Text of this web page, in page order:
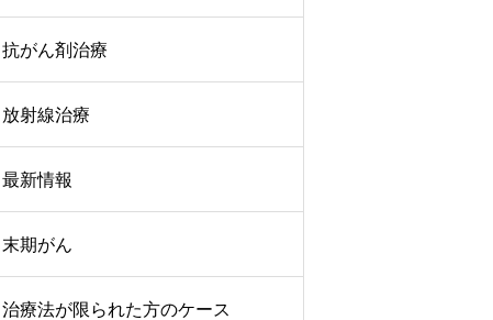
抗がん剤治療
放射線治療
最新情報
末期がん
治療法が限られた方のケース